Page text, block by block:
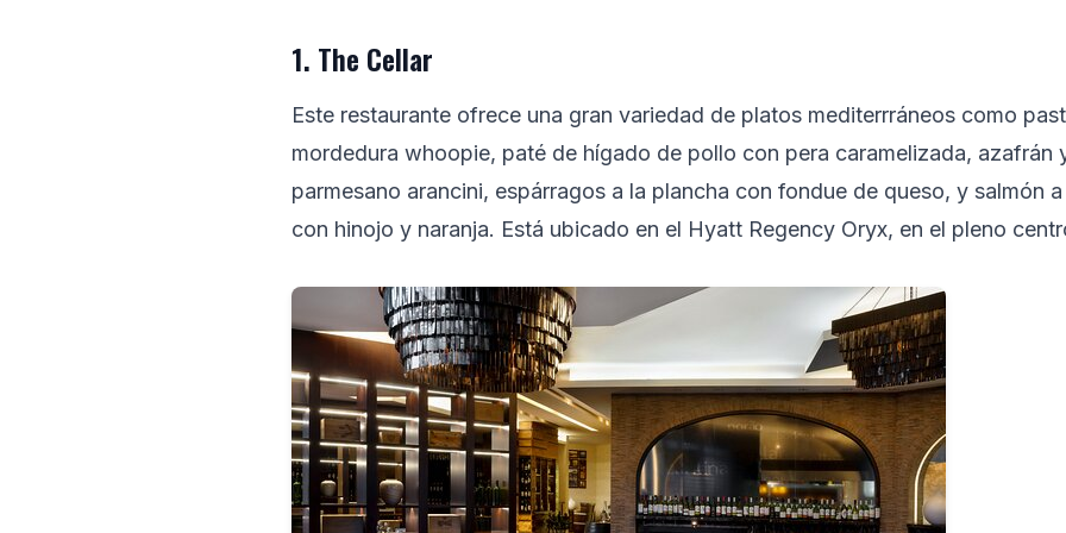
1. The Cellar
Este restaurante ofrece una gran variedad de platos mediterrráneos como
mordedura whoopie, paté de hígado de pollo con pera caramelizada, azafrán
parmesano arancini, espárragos a la plancha con fondue de queso, y salmón
con hinojo y naranja. Está ubicado en el Hyatt Regency Oryx, en el pleno